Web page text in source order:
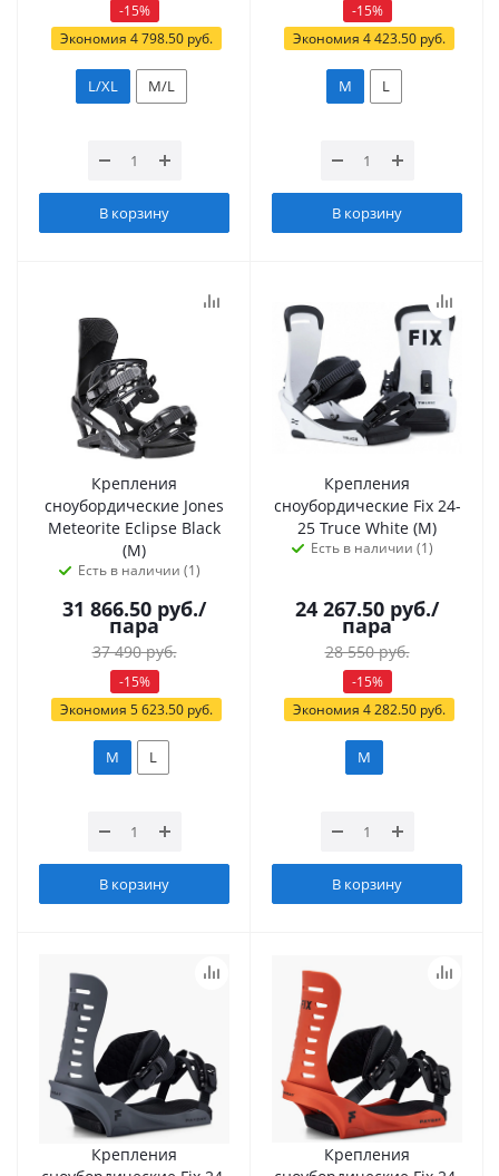
-15%
Экономия 4 798.50руб.
L/XL M/L
В корзину
-15%
Экономия 4 423.50руб.
M L
В корзину
Крепления
сноубордические Jones
Meteorite Eclipse Black
(M)
Есть в наличии (1)
31 866.50 руб./
пара
37 490руб.
-15%
Экономия 5 623.50руб.
M L
В корзину
Крепления
сноубордические Fix 24-
25 Truce White (M)
Есть в наличии (1)
24 267.50 руб./
пара
28 550руб.
-15%
Экономия 4 282.50руб.
M
В корзину
Крепления
Крепления